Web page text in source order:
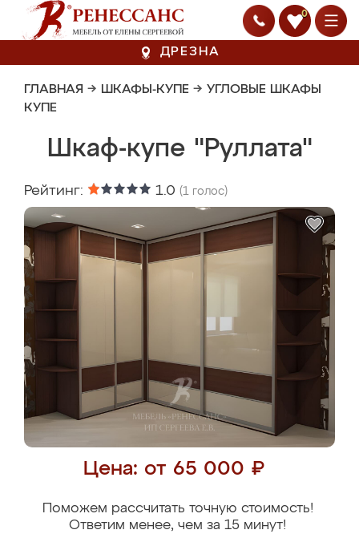
0
ДРЕЗНА
ГЛАВНАЯ → ШКАФЫ-КУПЕ → УГЛОВЫЕ ШКАФЫ
КУПЕ
Шкаф-купе "Руллата"
Рейтинг: 1.0 (1 голос)
Цена: от 65 000 ₽
Поможем рассчитать точную стоимость!
Ответим менее, чем за 15 минут!